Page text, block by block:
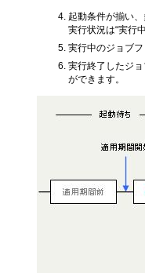
起動条件が揃い
実行状況は“実行
実行中のジョブ
実行終了したジ
ができます。